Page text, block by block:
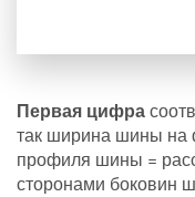
Первая цифра
так ширина шины на
профиля шины =
сторонами боковин